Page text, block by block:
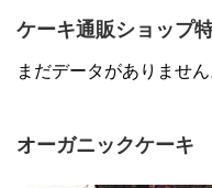
ケーキ通販ショップ
まだデータがありません
オーガニックケーキ